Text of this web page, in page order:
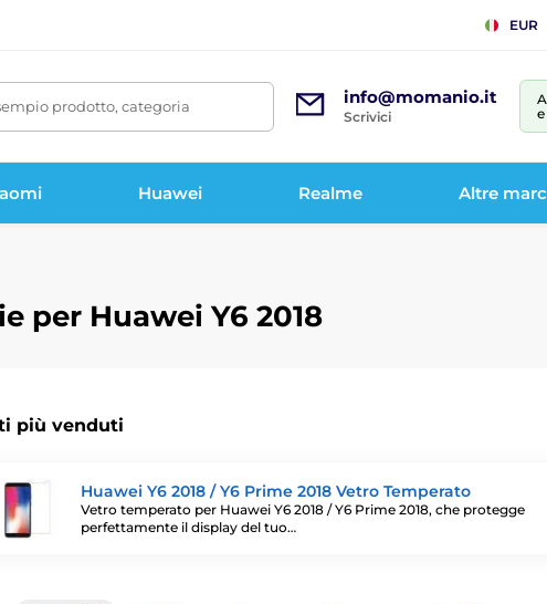
EUR
prodotto, categoria info@momanio.it
Scrivici
Huawei Realme Altre
per Huawei Y6 2018
più venduti
Huawei Y6 2018 / Y6 Prime 2018 Vetro Temperato
Vetro temperato per Huawei Y6 2018 / Y6 Prime 2018, che protegge
perfettamente il display del tuo…